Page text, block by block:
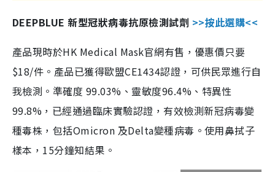
DEEPBLUE 新型冠狀病毒抗原檢測試劑 >>按此選購<<
產品現時於HK Medical Mask官網有售，優惠價只要
$18/件。產品已獲得歐盟CE1434認證，可供民眾進行自
我檢測。準確度 99.03%、靈敏度96.4%、特異性
99.8%，已經通過臨床實驗認證，有效檢測新冠病毒變
種毒株，包括Omicron 及Delta變種病毒。使用鼻拭子
樣本，15分鐘知結果。